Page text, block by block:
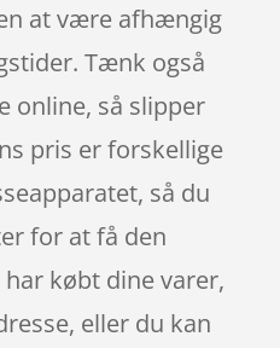
at være afhængig
Tænk også
online, så slipper
pris er forskellige
så du
for at få den
købt dine varer,
eller du kan